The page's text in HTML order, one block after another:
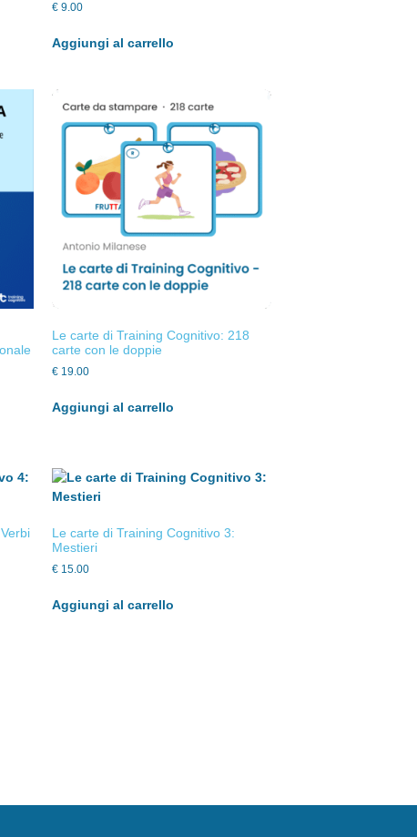
€ 9.00
Aggiungi al carrello
Le carte di Training Cognitivo: 218
carte con le doppie
€ 19.00
Aggiungi al carrello
Le carte di Training Cognitivo 3:
Mestieri
€ 15.00
Aggiungi al carrello